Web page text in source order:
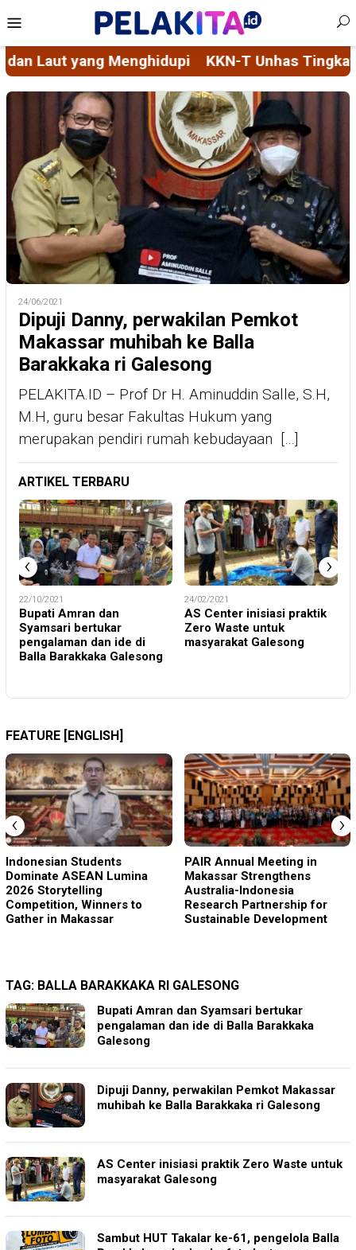
to
content
Menu
KKN-T Unhas Tingkatkan Tata Kelola
24/06/2021
Dipuji Danny, perwakilan Pemkot
Makassar muhibah ke Balla
Barakkaka ri Galesong
PELAKITA.ID – Prof Dr H. Aminuddin Salle, S.H,
M.H, guru besar Fakultas Hukum yang
merupakan pendiri rumah kebudayaan […]
ARTIKEL TERBARU
22/10/2021
Bupati Amran dan
Syamsari bertukar
pengalaman dan ide di
Balla Barakkaka Galesong
24/02/2021
AS Center inisiasi praktik
Zero Waste untuk
masyarakat Galesong
‹ ›
FEATURE [ENGLISH]
Indonesian Students
Dominate ASEAN Lumina
2026 Storytelling
Competition, Winners to
Gather in Makassar
PAIR Annual Meeting in
Makassar Strengthens
Australia-Indonesia
Research Partnership for
Sustainable Development
‹ ›
TAG: BALLA BARAKKAKA RI GALESONG
Bupati Amran dan Syamsari bertukar
pengalaman dan ide di Balla Barakkaka
Galesong
Dipuji Danny, perwakilan Pemkot Makassar
muhibah ke Balla Barakkaka ri Galesong
AS Center inisiasi praktik Zero Waste untuk
masyarakat Galesong
Sambut HUT Takalar ke-61, pengelola Balla